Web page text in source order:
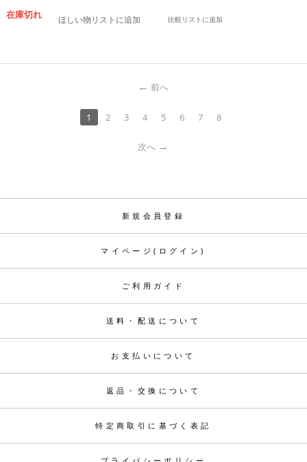
在庫切れ ほしい物リストに追加 比較リストに追加
前へ
1 2 3 4 5 6 7 8
次へ
新規会員登録
マイページ(ログイン)
ご利用ガイド
送料・配送について
お支払いについて
返品・交換について
特定商取引に基づく表記